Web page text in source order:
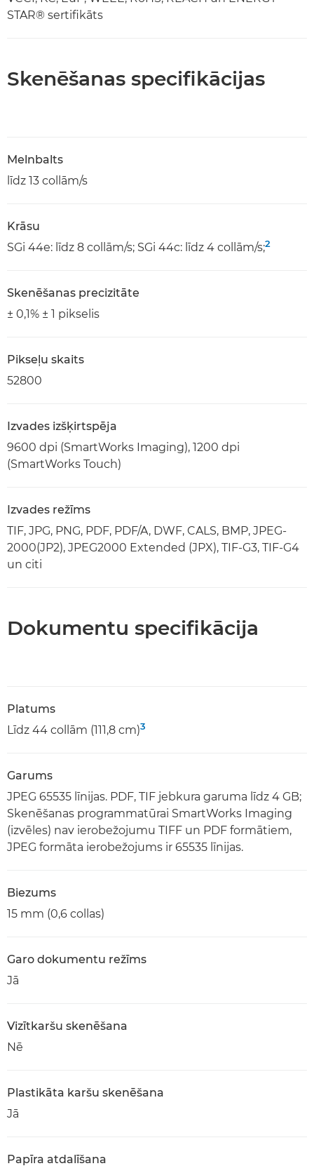
STAR® sertifikāts
Skenēšanas specifikācijas
Melnbalts
līdz 13 collām/s
Krāsu
SGi 44e: līdz 8 collām/s; SGi 44c: līdz 4 collām/s;2
Skenēšanas precizitāte
± 0,1% ± 1 pikselis
Pikseļu skaits
52800
Izvades izšķirtspēja
9600 dpi (SmartWorks Imaging), 1200 dpi
(SmartWorks Touch)
Izvades režīms
TIF, JPG, PNG, PDF, PDF/A, DWF, CALS, BMP, JPEG-
2000(JP2), JPEG2000 Extended (JPX), TIF-G3, TIF-G4
un citi
Dokumentu specifikācija
Platums
Līdz 44 collām (111,8 cm)3
Garums
JPEG 65535 līnijas. PDF, TIF jebkura garuma līdz 4 GB;
Skenēšanas programmatūrai SmartWorks Imaging
(izvēles) nav ierobežojumu TIFF un PDF formātiem,
JPEG formāta ierobežojums ir 65535 līnijas.
Biezums
15 mm (0,6 collas)
Garo dokumentu režīms
Jā
Vizītkaršu skenēšana
Nē
Plastikāta karšu skenēšana
Jā
Papīra atdalīšana